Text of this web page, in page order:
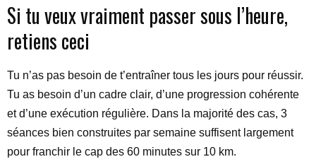
Si tu veux vraiment passer sous l’heure,
retiens ceci
Tu n’as pas besoin de t’entraîner tous les jours pour réussir.
Tu as besoin d’un cadre clair, d’une progression cohérente
et d’une exécution régulière. Dans la majorité des cas, 3
séances bien construites par semaine suffisent largement
pour franchir le cap des 60 minutes sur 10 km.